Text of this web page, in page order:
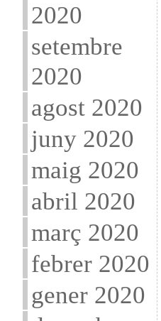
2020
setembre
2020
agost 2020
juny 2020
maig 2020
abril 2020
març 2020
febrer 2020
gener 2020